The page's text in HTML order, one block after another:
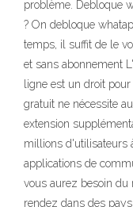
problème. Debloque
? On debloque
temps, il suffit de le
et sans abonnement
ligne est un droit
gratuit ne nécessite
extension
millions d'utilisateurs
applications de
vous aurez besoin
rendez dans des